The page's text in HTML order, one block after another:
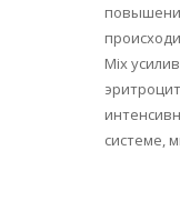
Mix
системе,